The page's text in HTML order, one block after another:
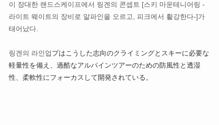
이 장대한 랜드스케이프에서 링겐의 콘셉트 [스키 마운테니어링 -
라이트 웨이트의 장비로 알파인을 오르고, 피크에서 활강한다-]가
태어났다.
링겐의 라인업プはこうした志向のクライミングとスキーに必要な
軽量性を備え、過酷なアルパインツアーのための防風性と透湿
性、柔軟性にフォーカスして開発されている。